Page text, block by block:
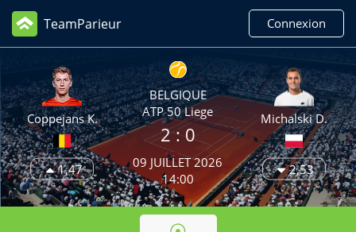
TeamParieur Connexion
Coppejans K.
1,47
BELGIQUE
ATP 50 Liege
2: 0
09 JUILLET 2026
14:00
Michalski D.
2,53